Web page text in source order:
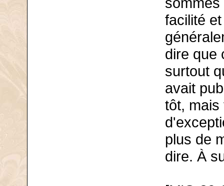
facilité
dire que
surtout
avait
tôt, mais
plus de
dire. À